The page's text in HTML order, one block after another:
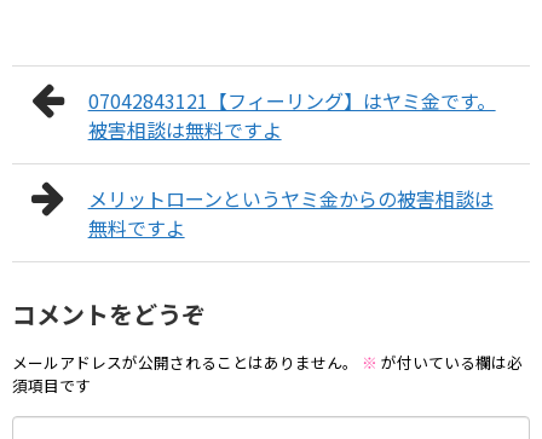
07042843121【フィーリング】はヤミ金です。
被害相談は無料ですよ
メリットローンというヤミ金からの被害相談は
無料ですよ
コメントをどうぞ
メールアドレスが公開されることはありません。 ※ が付いている欄は必
須項目です